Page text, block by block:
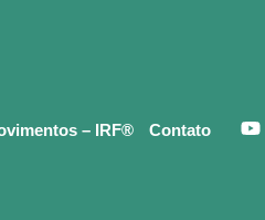
– IRF® Contato